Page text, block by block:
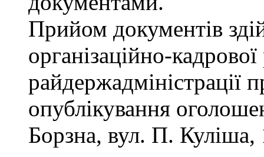
Прийом документів
організаційно-
райдержадміністрації
опублікування
Борзна, вул. П.